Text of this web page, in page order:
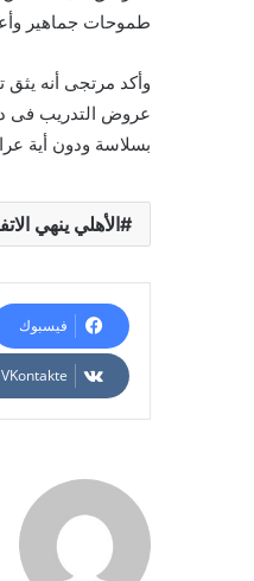
طموحات جماهير
وأكد مرتجى أنه يثق
عروض التدريب فى
بسلاسة ودون أية
الأهلي ينهي
فيسبوك